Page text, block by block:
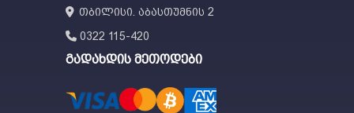
თბილისი. აბასთუმნის 2
0322 115-420
გადახდის მეთოდები